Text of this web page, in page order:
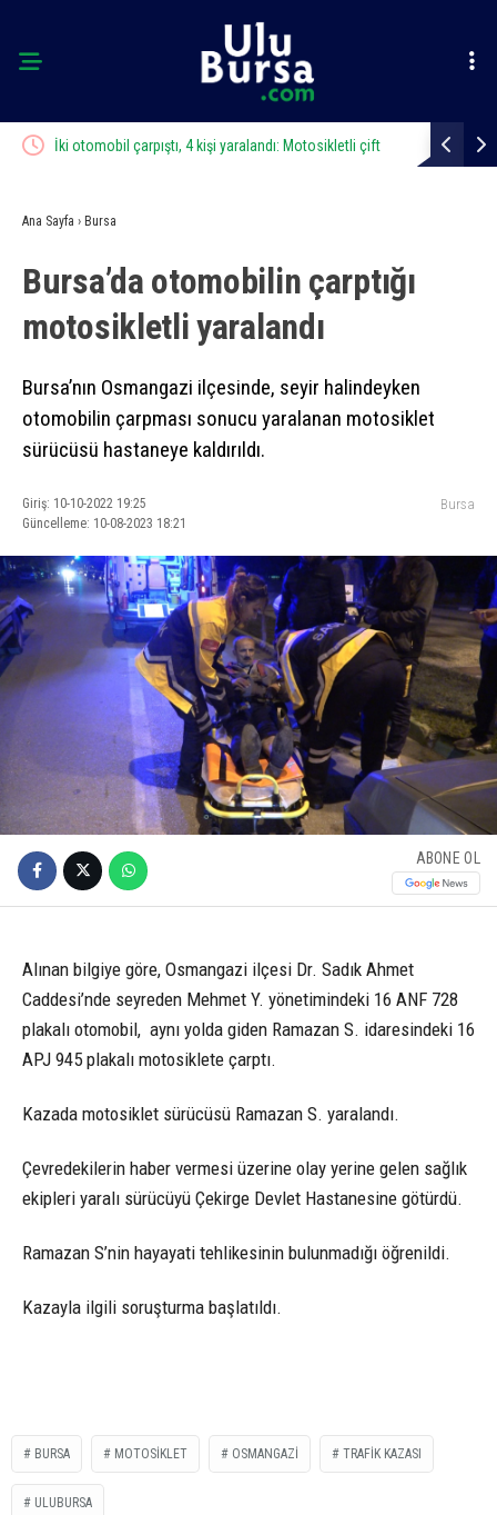
İki otomobil çarpıştı, 4 kişi yaralandı: Motosikletli çift
Ana Sayfa › Bursa
Bursa’da otomobilin çarptığı
motosikletli yaralandı
Bursa’nın Osmangazi ilçesinde, seyir halindeyken
otomobilin çarpması sonucu yaralanan motosiklet
sürücüsü hastaneye kaldırıldı.
Giriş: 10-10-2022 19:25
Güncelleme: 10-08-2023 18:21
Bursa
ABONE OL
Alınan bilgiye göre, Osmangazi ilçesi Dr. Sadık Ahmet
Caddesi’nde seyreden Mehmet Y. yönetimindeki 16 ANF 728
plakalı otomobil, aynı yolda giden Ramazan S. idaresindeki 16
APJ 945 plakalı motosiklete çarptı.
Kazada motosiklet sürücüsü Ramazan S. yaralandı.
Çevredekilerin haber vermesi üzerine olay yerine gelen sağlık
ekipleri yaralı sürücüyü Çekirge Devlet Hastanesine götürdü.
Ramazan S’nin hayayati tehlikesinin bulunmadığı öğrenildi.
Kazayla ilgili soruşturma başlatıldı.
BURSA MOTOSIKLET OSMANGAZI TRAFIK KAZASI
ULUBURSA